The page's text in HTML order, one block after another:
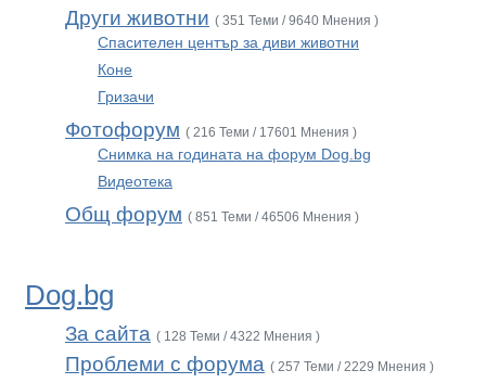
Други животни ( 351 Теми / 9640 Мнения )
Спасителен център за диви животни
Коне
Гризачи
Фотофорум ( 216 Теми / 17601 Мнения )
Снимка на годината на форум Dog.bg
Видеотека
Общ форум ( 851 Теми / 46506 Мнения )
Dog.bg
За сайта ( 128 Теми / 4322 Мнения )
Проблеми с форума ( 257 Теми / 2229 Мнения )